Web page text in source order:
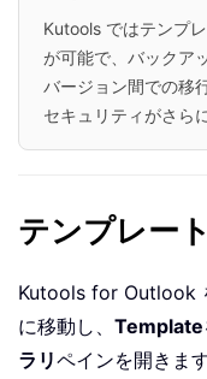
Kutools ではテンプ
が可能で、バックア
バージョン間での移
セキュリティがさら
テンプレー
Kutools for Outlook
に移動し、 Template
ラリペインを開きま